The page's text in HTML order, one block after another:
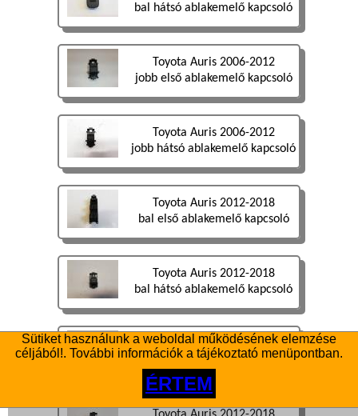
Sütiket használunk a weboldal működésének elemzése
céljából!. További információk a tájékoztató menüpontban.
ÉRTEM
bal hátsó ablakemelő kapcsoló
Toyota Auris 2006-2012
jobb első ablakemelő kapcsoló
Toyota Auris 2006-2012
jobb hátsó ablakemelő kapcsoló
Toyota Auris 2012-2018
bal első ablakemelő kapcsoló
Toyota Auris 2012-2018
bal hátsó ablakemelő kapcsoló
Toyota Auris 2012-2018
jobb első ablakemelő kapcsoló